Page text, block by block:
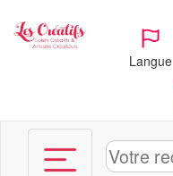
Langue